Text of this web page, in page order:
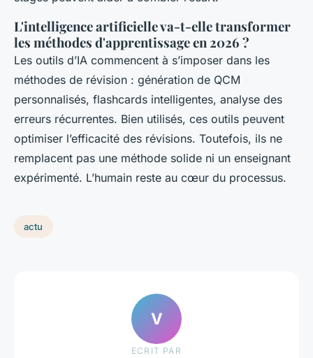
L'intelligence artificielle va-t-elle transformer
les méthodes d'apprentissage en 2026 ?
Les outils d’IA commencent à s’imposer dans les
méthodes de révision : génération de QCM
personnalisés, flashcards intelligentes, analyse des
erreurs récurrentes. Bien utilisés, ces outils peuvent
optimiser l’efficacité des révisions. Toutefois, ils ne
remplacent pas une méthode solide ni un enseignant
expérimenté. L’humain reste au cœur du processus.
actu
V
ECRIT PAR